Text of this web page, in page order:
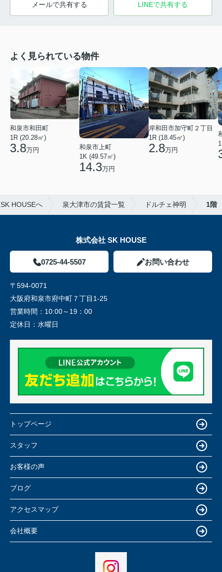
メールで共有する LINEで共有する
よく見られている物件
和泉市和田町
1R (20.28㎡)
3.8万円
和泉市上町
1K (49.57㎡)
14.3万円
岸和田市加守町２丁目
1R (18.45㎡)
2.8万円
HOUSEへ 泉大津市の賃貸一覧 ドルチェ神明 1階
株式会社 SK HOUSE
0725-44-5507 お問い合わせ
〒594-0071
大阪府和泉市府中町７丁目1-25
営業時間： 10:00～19：00
定休日： 水曜日
トップページ
スタッフ
お客様の声
ブログ
アクセスマップ
会社概要